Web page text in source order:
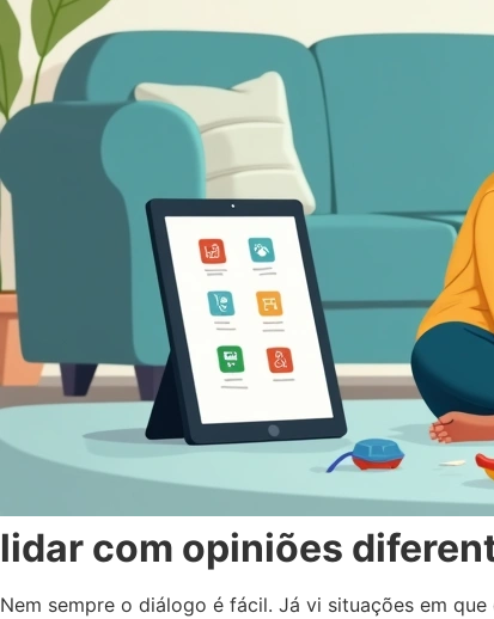
lidar com opiniões
Nem sempre o diálogo é fácil. Já vi situações em